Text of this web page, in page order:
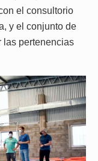
el consultorio
y el conjunto de
las pertenencias